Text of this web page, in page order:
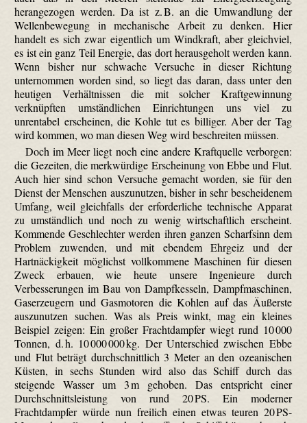
herangezogen werden. Da ist z. B. an die Umwandlung der
Wellenbewegung in mechanische Arbeit zu denken. Hier
handelt es sich zwar eigentlich um Windkraft, aber gleichviel,
es ist ein ganz Teil Energie, das dort herausgeholt werden kann.
Wenn bisher nur schwache Versuche in dieser Richtung
unternommen worden sind, so liegt das daran, dass unter den
heutigen Verhältnissen die mit solcher Kraftgewinnung
verknüpften umständlichen Einrichtungen uns viel zu
unrentabel erscheinen, die Kohle tut es billiger. Aber der Tag
wird kommen, wo man diesen Weg wird beschreiten müssen.
Doch im Meer liegt noch eine andere Kraftquelle verborgen:
die Gezeiten, die merkwürdige Erscheinung von Ebbe und Flut.
Auch hier sind schon Versuche gemacht worden, sie für den
Dienst der Menschen auszunutzen, bisher in sehr bescheidenem
Umfang, weil gleichfalls der erforderliche technische Apparat
zu umständlich und noch zu wenig wirtschaftlich erscheint.
Kommende Geschlechter werden ihren ganzen Scharfsinn dem
Problem zuwenden, und mit ebendem Ehrgeiz und der
Hartnäckigkeit möglichst vollkommene Maschinen für diesen
Zweck erbauen, wie heute unsere Ingenieure durch
Verbesserungen im Bau von Dampfkesseln, Dampfmaschinen,
Gaserzeugern und Gasmotoren die Kohlen auf das Äußerste
auszunutzen suchen. Was als Preis winkt, mag ein kleines
Beispiel zeigen: Ein großer Frachtdampfer wiegt rund 10 000
Tonnen, d. h. 10 000 000 kg. Der Unterschied zwischen Ebbe
und Flut beträgt durchschnittlich 3 Meter an den ozeanischen
Küsten, in sechs Stunden wird also das Schiff durch das
steigende Wasser um 3 m gehoben. Das entspricht einer
Durchschnittsleistung von rund 20 PS. Ein moderner
Frachtdampfer würde nun freilich einen etwas teuren 20 PS-